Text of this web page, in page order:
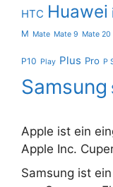
HTC Huawei
M Mate Mate 9 Mate 20
P10 Play Plus Pro P
Samsung
Apple ist ein
Apple Inc.
Samsung ist